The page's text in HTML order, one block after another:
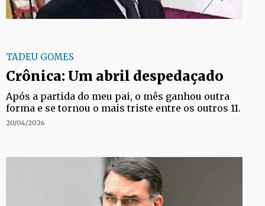
TADEU GOMES
Crônica: Um abril despedaçado
Após a partida do meu pai, o mês ganhou outra
forma e se tornou o mais triste entre os outros 11.
20/04/2026